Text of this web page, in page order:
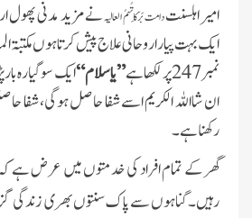
امیر اہلسنتدامت بَرَکَاتُہمُ العالیہنے مزید مدنی پھول
ایک بہت پیارا روحانی علاج پیش کرتا ہوں مکتبۃ
نمبر 247 پر لکھا ہے
”یاسلام“ایک سو گیارہ
ان شااللہ الکریم اسے شفا حاصل ہوگی،
رکھنا ہے۔
گھر کے تمام افراد کی خدمتوں میں عرض ہے
رہیں۔ گناہوں سے پاک سنتوں بھری زندگی